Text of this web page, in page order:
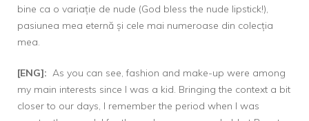
bine ca o variație de nude (God bless the nude lipstick!),
pasiunea mea eternă și cele mai numeroase din colecția
mea.
[ENG]: As you can see, fashion and make-up were among
my main interests since I was a kid. Bringing the context a bit
closer to our days, I remember the period when I was